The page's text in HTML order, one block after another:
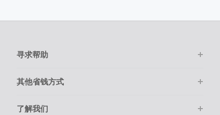
寻求帮助
其他省钱方式
了解我们